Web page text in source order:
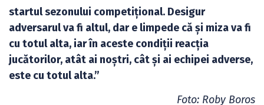
startul sezonului competițional. Desigur
adversarul va fi altul, dar e limpede că și miza va fi
cu totul alta, iar în aceste condiții reacția
jucătorilor, atât ai noștri, cât și ai echipei adverse,
este cu totul alta.”
Foto: Roby Boros